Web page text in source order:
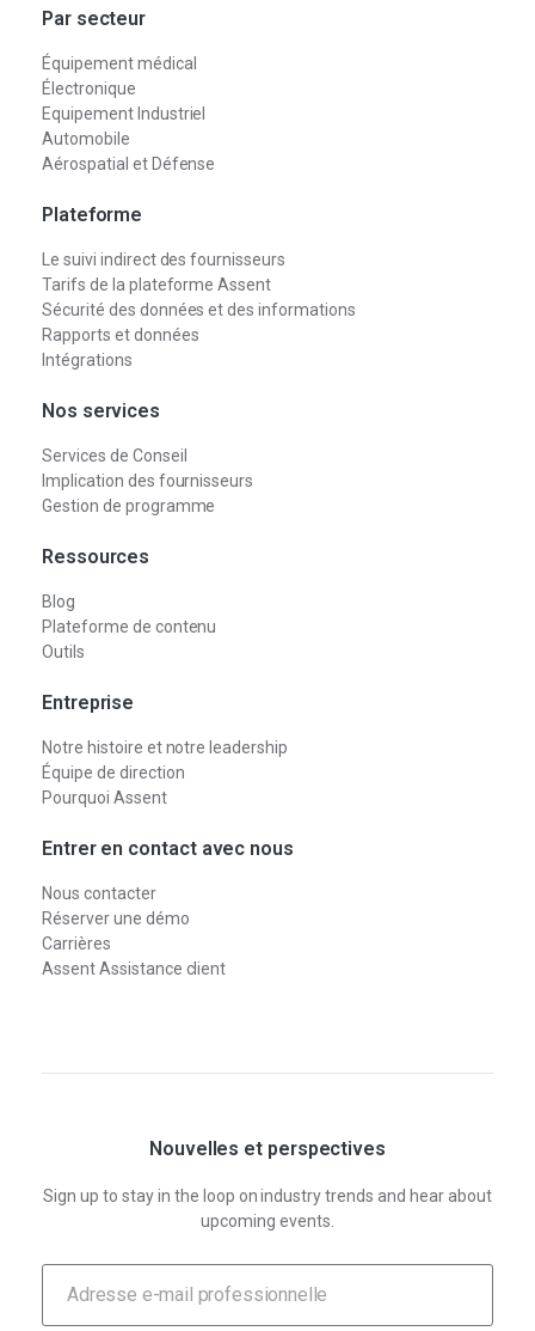
Par secteur
Équipement médical
Électronique
Equipement Industriel
Automobile
Aérospatial et Défense
Plateforme
Le suivi indirect des fournisseurs
Tarifs de la plateforme Assent
Sécurité des données et des informations
Rapports et données
Intégrations
Nos services
Services de Conseil
Implication des fournisseurs
Gestion de programme
Ressources
Blog
Plateforme de contenu
Outils
Entreprise
Notre histoire et notre leadership
Équipe de direction
Pourquoi Assent
Entrer en contact avec nous
Nous contacter
Réserver une démo
Carrières
Assent Assistance client
Nouvelles et perspectives
Sign up to stay in the loop on industry trends and hear about
upcoming events.